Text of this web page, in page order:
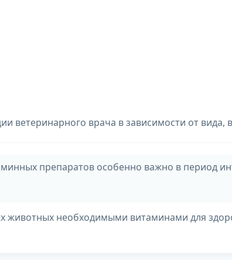
ветеринарного врача в зависимости от вида,
препаратов особенно важно в период
животных необходимыми витаминами для